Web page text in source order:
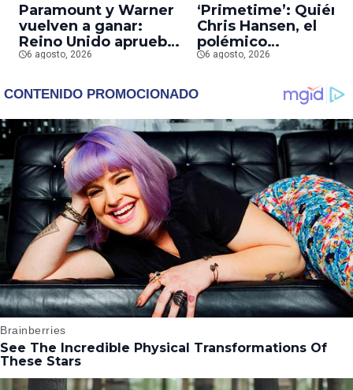
Paramount y Warner
vuelven a ganar:
Reino Unido aprueba
la fusión entre
6 agosto, 2026
‘Primetime’: Quién
Chris Hansen, el
polémico
presentador que
interpreta en su
nueva película
6 agosto, 2026